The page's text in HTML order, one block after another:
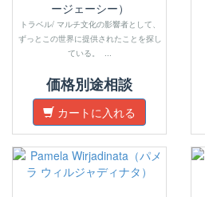
ージェーシー）
トラベル/ マルチ文化の影響者として、
ずっとこの世界に提供されたことを探し
ている。 ...
価格別途相談
カートに入れる